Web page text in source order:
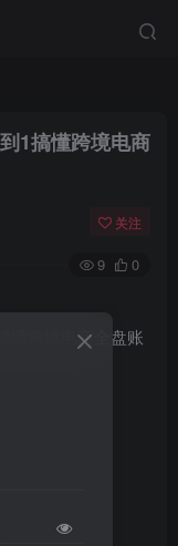
1搞懂跨境电商
关注
9 0